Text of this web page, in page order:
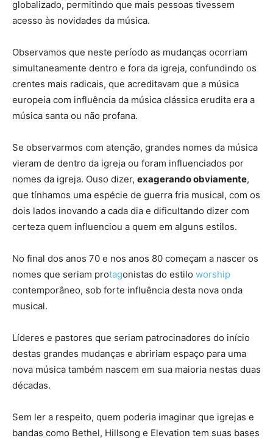
globalizado, permitindo que mais pessoas tivessem
acesso às novidades da música.
Observamos que neste período as mudanças ocorriam
simultaneamente dentro e fora da igreja, confundindo os
crentes mais radicais, que acreditavam que a música
europeia com influência da música clássica erudita era a
música santa ou não profana.
Se observarmos com atenção, grandes nomes da música
vieram de dentro da igreja ou foram influenciados por
nomes da igreja. Ouso dizer, exagerando obviamente,
que tínhamos uma espécie de guerra fria musical, com os
dois lados inovando a cada dia e dificultando dizer com
certeza quem influenciou a quem em alguns estilos.
No final dos anos 70 e nos anos 80 começam a nascer os
nomes que seriam protagonistas do estilo worship
contemporâneo, sob forte influência desta nova onda
musical.
Líderes e pastores que seriam patrocinadores do início
destas grandes mudanças e abririam espaço para uma
nova música também nascem em sua maioria nestas duas
décadas.
Sem ler a respeito, quem poderia imaginar que igrejas e
bandas como Bethel, Hillsong e Elevation tem suas bases